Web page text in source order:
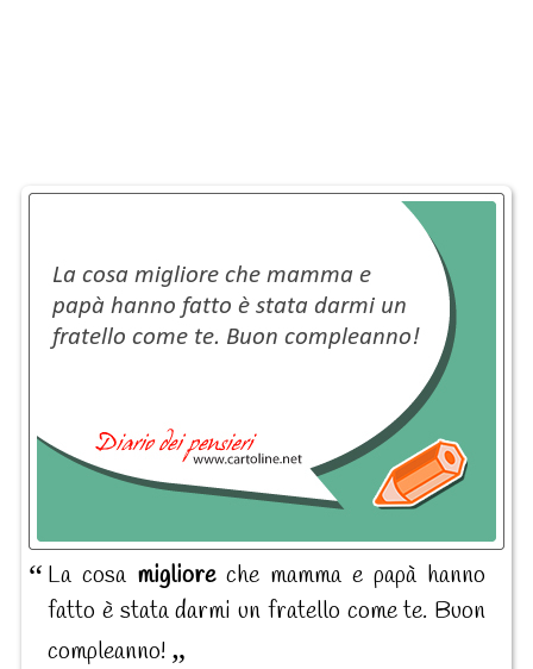
La cosa miglioreche mamma e papà hanno
fatto è stata darmi un fratello come te. Buon
compleanno!